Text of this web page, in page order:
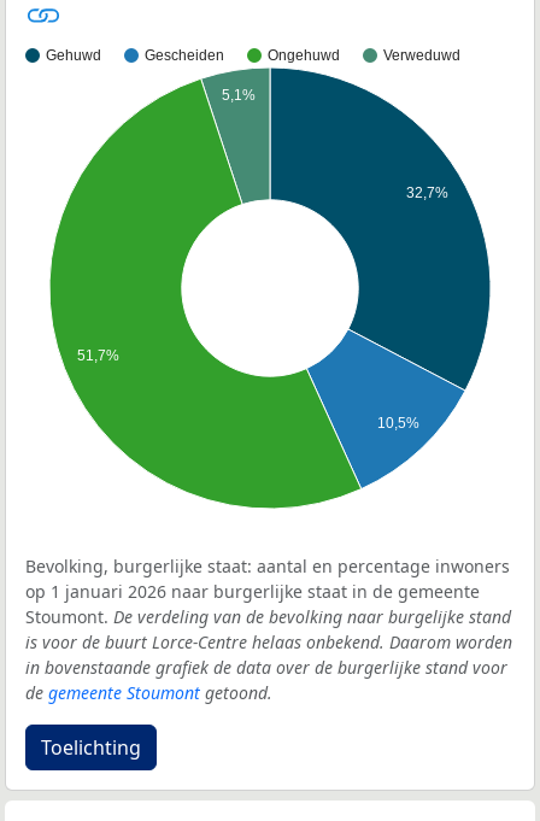
Gehuwd Gescheiden Ongehuwd Verweduwd
32,7%
10,5%
5,1%
51,7%
Bevolking, burgerlijke staat: aantal en percentage inwoners
op 1 januari 2026 naar burgerlijke staat in de gemeente
Stoumont. De verdeling van de bevolking naar burgelijke stand
is voor de buurt Lorce-Centre helaas onbekend. Daarom worden
in bovenstaande grafiek de data over de burgerlijke stand voor
de gemeente Stoumont getoond.
Toelichting